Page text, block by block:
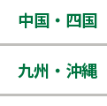
宮城県
秋田県
群馬県
埼玉県
富山県
石川県
三重県
滋賀県
中国・四国
鳥取県
九州・沖縄